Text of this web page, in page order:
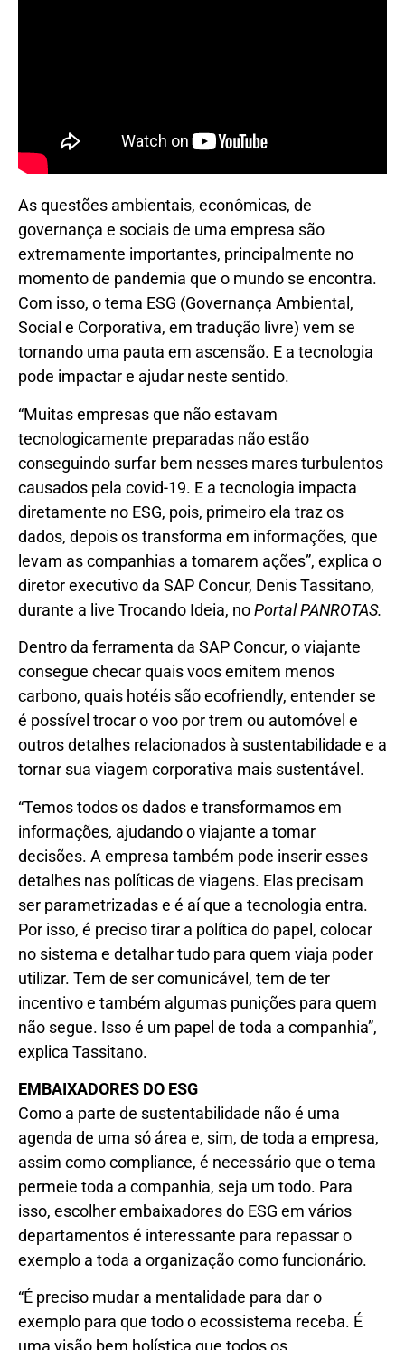
As questões ambientais, econômicas, de
governança e sociais de uma empresa são
extremamente importantes, principalmente no
momento de pandemia que o mundo se encontra.
Com isso, o tema ESG (Governança Ambiental,
Social e Corporativa, em tradução livre) vem se
tornando uma pauta em ascensão. E a tecnologia
pode impactar e ajudar neste sentido.
“Muitas empresas que não estavam
tecnologicamente preparadas não estão
conseguindo surfar bem nesses mares turbulentos
causados pela covid-19. E a tecnologia impacta
diretamente no ESG, pois, primeiro ela traz os
dados, depois os transforma em informações, que
levam as companhias a tomarem ações”, explica o
diretor executivo da SAP Concur, Denis Tassitano,
durante a live Trocando Ideia, noPortal PANROTAS.
Dentro da ferramenta da SAP Concur, o viajante
consegue checar quais voos emitem menos
carbono, quais hotéis são ecofriendly, entender se
é possível trocar o voo por trem ou automóvel e
outros detalhes relacionados à sustentabilidade e a
tornar sua viagem corporativa mais sustentável.
“Temos todos os dados e transformamos em
informações, ajudando o viajante a tomar
decisões. A empresa também pode inserir esses
detalhes nas políticas de viagens. Elas precisam
ser parametrizadas e é aí que a tecnologia entra.
Por isso, é preciso tirar a política do papel, colocar
no sistema e detalhar tudo para quem viaja poder
utilizar. Tem de ser comunicável, tem de ter
incentivo e também algumas punições para quem
não segue. Isso é um papel de toda a companhia”,
explica Tassitano.
EMBAIXADORES DO ESG
Como a parte de sustentabilidade não é uma
agenda de uma só área e, sim, de toda a empresa,
assim como compliance, é necessário que o tema
permeie toda a companhia, seja um todo. Para
isso, escolher embaixadores do ESG em vários
departamentos é interessante para repassar o
exemplo a toda a organização como funcionário.
“É preciso mudar a mentalidade para dar o
exemplo para que todo o ecossistema receba. É